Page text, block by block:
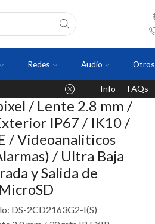
Redes Audio Otros
Info FAQs
/ Lente 2.8 mm /
IP67 / IK10 /
/ Videoanaliticos
/ Ultra Baja
y Salida de
DS-2CD2163G2-I(S)